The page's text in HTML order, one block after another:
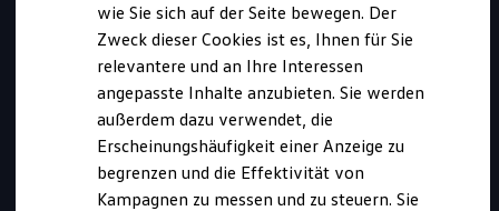
wie Sie sich auf der Seite bewegen. Der
Zweck dieser Cookies ist es, Ihnen für Sie
relevantere und an Ihre Interessen
angepasste Inhalte anzubieten. Sie werden
außerdem dazu verwendet, die
Erscheinungshäufigkeit einer Anzeige zu
begrenzen und die Effektivität von
Kampagnen zu messen und zu steuern. Sie